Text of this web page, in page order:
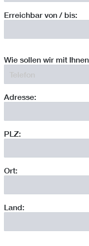
Erreichbar von / bis:
Wie sollen wir mit
Adresse:
PLZ:
Ort:
Land: